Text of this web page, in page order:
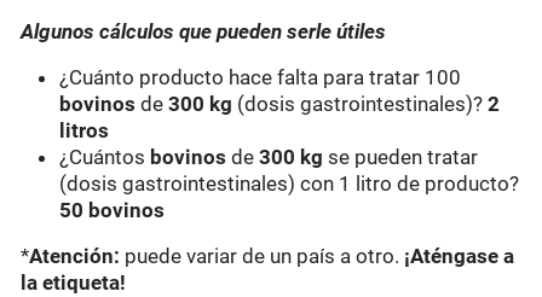
Algunos cálculos que pueden serle útiles
¿Cuánto producto hace falta para tratar 100
bovinos de300 kg (dosis gastrointestinales)?2
litros
¿Cuántos bovinos de300 kgse pueden tratar
(dosis gastrointestinales) con 1 litro de producto?
50 bovinos
*Atención: puede variar de un país a otro. ¡Aténgase a
la etiqueta!